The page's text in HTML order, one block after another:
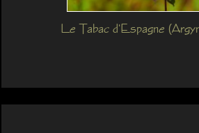
Le Tabac d'Espagne